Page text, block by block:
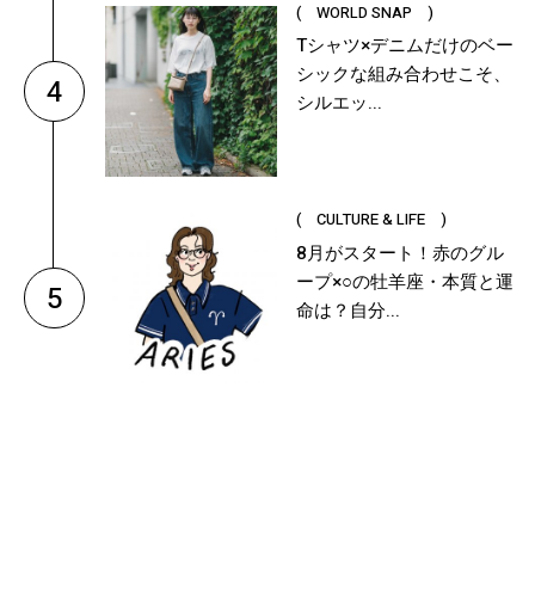
4
( WORLD SNAP )
Tシャツ×デニムだけのベー
シックな組み合わせこそ、
シルエッ...
5
( CULTURE & LIFE )
8月がスタート！赤のグル
ープ×○の牡羊座・本質と運
命は？自分...